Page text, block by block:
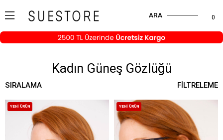
0
ARA
Kadın Güneş Gözlüğü
FILTRELEME
SIRALAMA
YENI ÜRÜN YENI ÜRÜN